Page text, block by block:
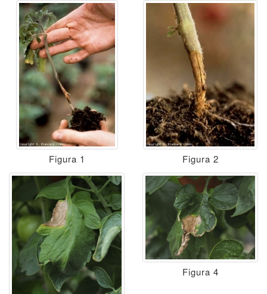
Figura 1 Figura 2
Figura 4